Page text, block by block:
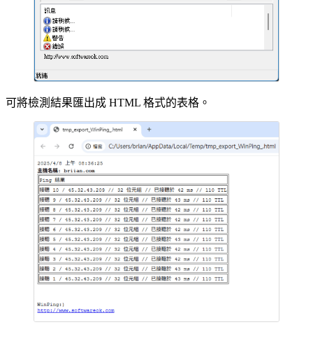
可將檢測結果匯出成 HTML 格式的表格。